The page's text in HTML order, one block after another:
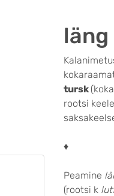
läng
tursk
rootsi
♦
Peamine
(rootsi k